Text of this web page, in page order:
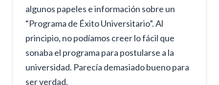
algunos papeles e información sobre un
“Programa de Éxito Universitario”. Al
principio, no podíamos creer lo fácil que
sonaba el programa para postularse a la
universidad. Parecía demasiado bueno para
ser verdad.